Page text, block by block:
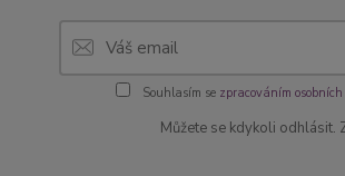
Souhlasím se zpracováním
Můžete se kdykoli odhlásit.